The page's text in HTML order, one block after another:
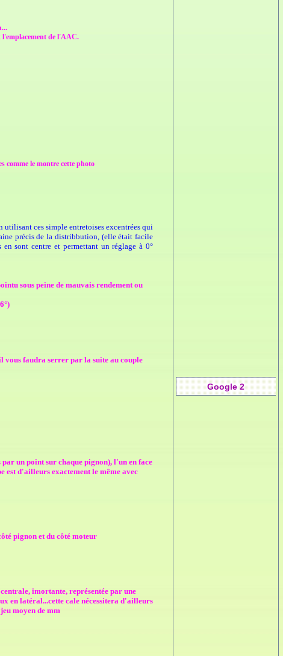
l'emplacement de l'AAC.
comme le montre cette photo
utilisant ces simple entretoises excentrées qui
précis de la distribbution, (elle était facile
sont centre et permettant un réglage à 0°
sous peine de mauvais rendement ou
vous faudra serrer par la suite au couple
un point sur chaque pignon), l'un en face
est d'ailleurs exactement le même avec
pignon et du côté moteur
imortante, représentée par une
en latéral...cette cale nécessitera d'ailleurs
moyen de mm
Google 2